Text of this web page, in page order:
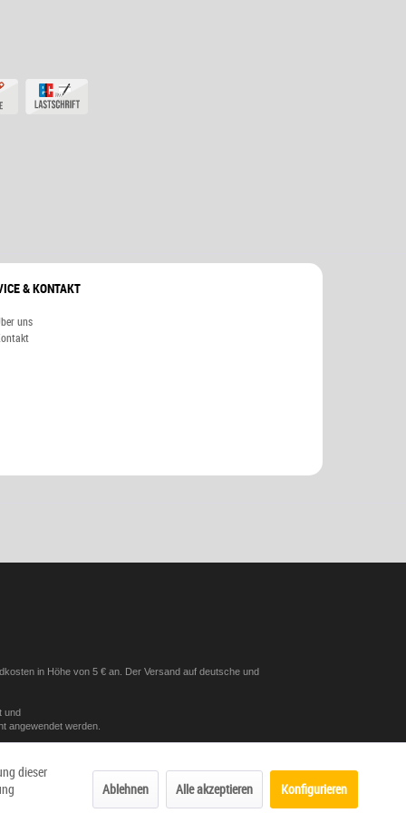
& KONTAKT
uns
in Höhe von 5 € an. Der Versand auf deutsche und
und
angewendet werden.
dieser
Ablehnen Alle akzeptieren Konfigurieren